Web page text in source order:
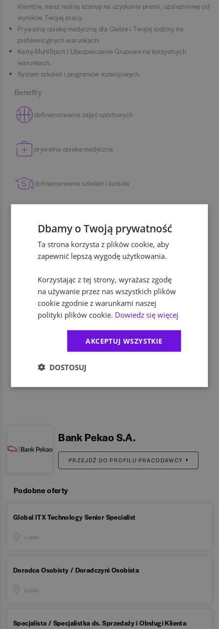
klientów, masz realną szansę na uzyskanie premii, uzależnionej od
wyników Twojej pracy.
Prywatną opiekę medyczną dla Ciebie i Twojej rodziny na
preferencyjnych warunkach.
Kartę MultiSport i Ubezpieczenie Grupowe na korzystnych
warunkach.
System szkoleń i programów rozwojowych.
Benefity
dofinansowanie zajęć sportowych
prywatna opieka medyczna
dofinansowanie szkoleń i kursów
zniżki na firmowe produkty i usługi
dodatkowe świadczenia socjalne
dofinansowanie wypoczynku
program rekomendacji pracowników
Bank Pekao S.A.
PRZEJDŹ DO PROFILU PRACODAWCY
Podobne oferty
Global ITX Technology Senior Specialist
Lublin
Doradca Osobisty / Doradczyni Osobista
Lublin
Specjalista / Specjalistka ds. Sprzedaży i Obsługi Klienta
Dbamy o Twoją prywatność
Ta strona korzysta z plików cookie, aby
zapewnić lepszą wygodę użytkowania.
Korzystając z tej strony, wyrażasz zgodę
na używanie przez nas wszystkich plików
cookie zgodnie z warunkami naszej
polityki plików cookie. Dowiedz się więcej
AKCEPTUJ WSZYSTKIE
DOSTOSUJ